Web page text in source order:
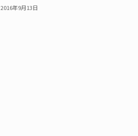
2016年9月13日